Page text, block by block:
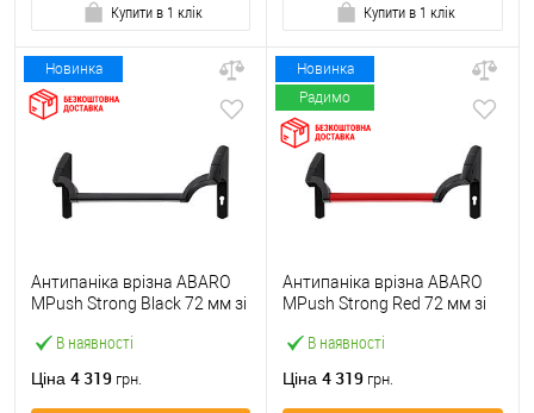
Купити в 1 клік Купити в 1 клік
Новинка
В наявності
Антипаніка врізна ABARO
МPush Strong Black 72 мм зі
Ціна 4 319 грн.
Новинка
Радимо
В наявності
Антипаніка врізна ABARO
МPush Strong Red 72 мм зі
Ціна 4 319 грн.